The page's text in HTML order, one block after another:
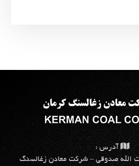
آدرس :
الله صدوقي – شركت معادن زغالسنگ